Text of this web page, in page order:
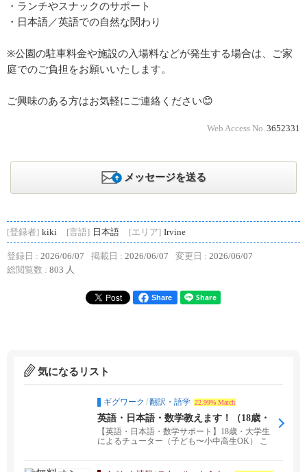
・ランチやスナックのサポート
・日本語／英語での自然な関わり
※公園の駐車料金や施設の入場料などが発生する場合は、ご家
庭でのご負担をお願いいたします。
ご興味のある方はお気軽にご連絡ください😊
Web Access No. 3652331
メッセージを送る
[登録者] kiki [言語] 日本語 [エリア] Irvine
登録日 : 2026/06/07 掲載日 : 2026/06/07 変更日 : 2026/06/07
総閲覧数 : 803 人
Share
気になるリスト
ギグワーク /翻訳・語学 22.99% Match
英語・日本語・数学教えます！（18歳・
大学生）
【英語・日本語・数学サポート】18歳・大学生
によるチューター（子ども〜小中高生OK） こ